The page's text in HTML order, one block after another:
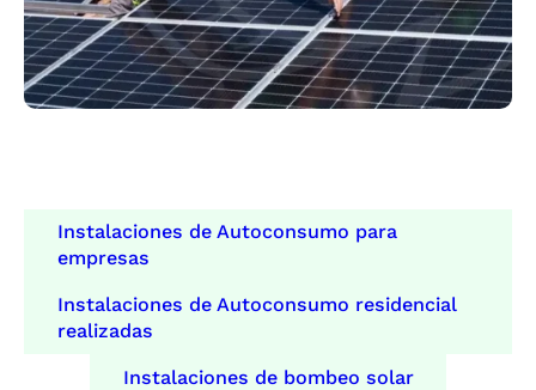
Instalaciones de Autoconsumo para
empresas
Instalaciones de Autoconsumo residencial
realizadas
Instalaciones de bombeo solar